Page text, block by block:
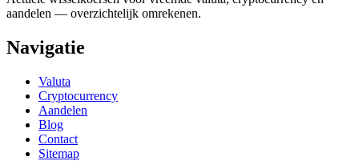
aandelen — overzichtelijk omrekenen.
Navigatie
Valuta
Cryptocurrency
Aandelen
Blog
Contact
Sitemap